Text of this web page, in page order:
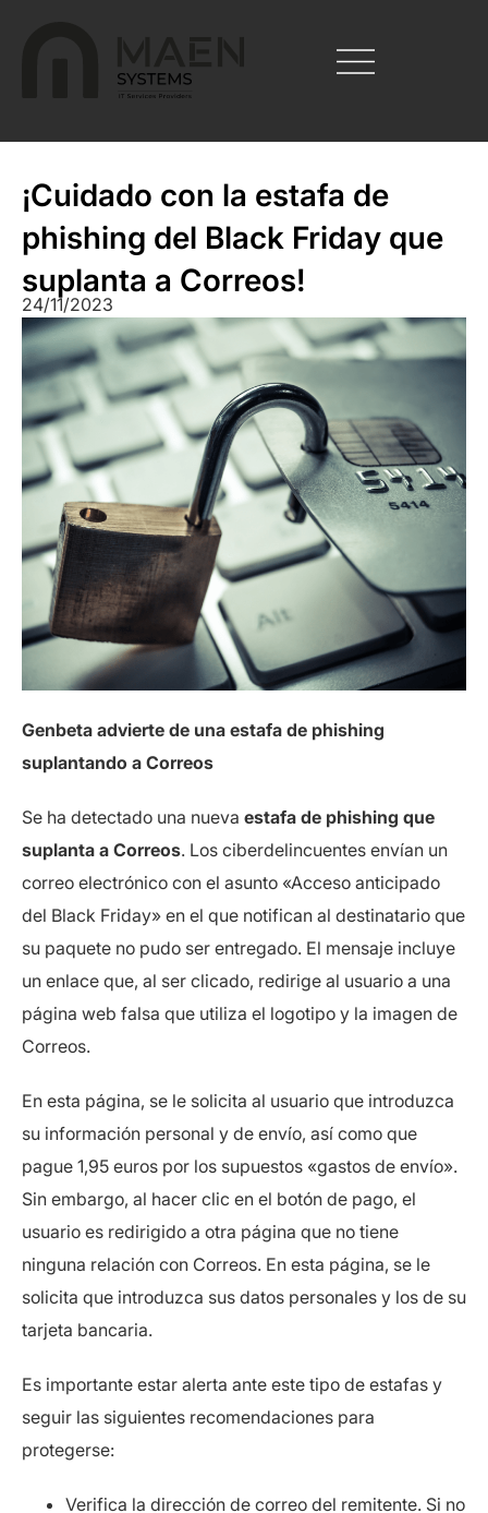
¡Cuidado con la estafa de
phishing del Black Friday que
suplanta a Correos!
24/11/2023
Genbeta advierte de una estafa de phishing
suplantando a Correos
Se ha detectado una nueva estafa de phishing que
suplanta a Correos. Los ciberdelincuentes envían un
correo electrónico con el asunto «Acceso anticipado
del Black Friday» en el que notifican al destinatario que
su paquete no pudo ser entregado. El mensaje incluye
un enlace que, al ser clicado, redirige al usuario a una
página web falsa que utiliza el logotipo y la imagen de
Correos.
En esta página, se le solicita al usuario que introduzca
su información personal y de envío, así como que
pague 1,95 euros por los supuestos «gastos de envío».
Sin embargo, al hacer clic en el botón de pago, el
usuario es redirigido a otra página que no tiene
ninguna relación con Correos. En esta página, se le
solicita que introduzca sus datos personales y los de su
tarjeta bancaria.
Es importante estar alerta ante este tipo de estafas y
seguir las siguientes recomendaciones para
protegerse:
Verifica la dirección de correo del remitente. Si no